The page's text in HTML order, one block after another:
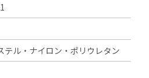
テル・ナイロン・ポリウレタン